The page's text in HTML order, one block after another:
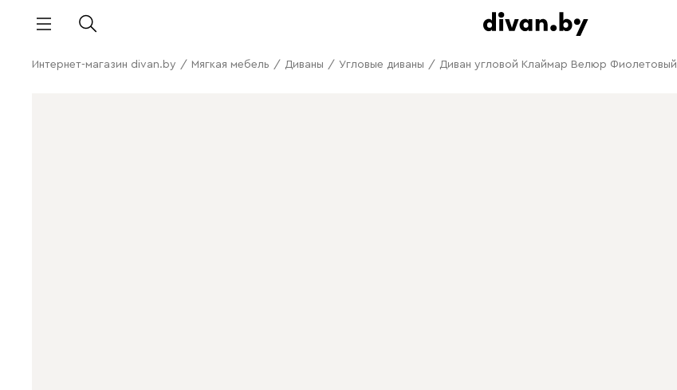
Интернет-магазин divan.by / Мягкая мебель / Диваны / Угловые диваны / Диван угловой Клаймар Велюр Фиолетовый